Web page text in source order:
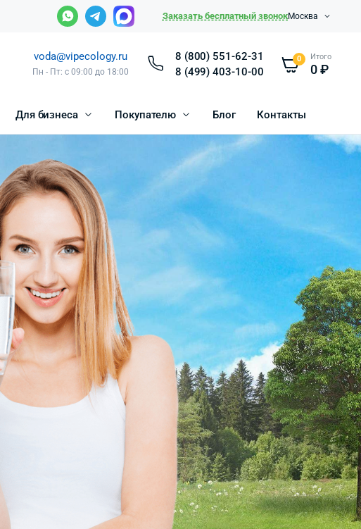
Заказать бесплатный звонокМосква
voda@vipecology.ru
Пн - Пт: с 09:00 до 18:00
8 (800) 551-62-31
8 (499) 403-10-00
0 Итого
0₽
Для бизнеса Покупателю Блог Контакты